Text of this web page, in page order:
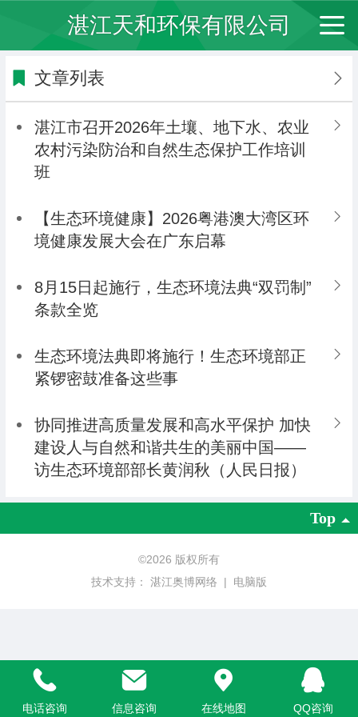
湛江天和环保有限公司
文章列表
湛江市召开2026年土壤、地下水、农业
农村污染防治和自然生态保护工作培训
班
【生态环境健康】2026粤港澳大湾区环
境健康发展大会在广东启幕
8月15日起施行，生态环境法典“双罚制”
条款全览
生态环境法典即将施行！生态环境部正
紧锣密鼓准备这些事
协同推进高质量发展和高水平保护 加快
建设人与自然和谐共生的美丽中国——
访生态环境部部长黄润秋（人民日报）
Top
©2026 版权所有
技术支持： 湛江奥博网络 | 电脑版
电话咨询 信息咨询 在线地图 QQ咨询